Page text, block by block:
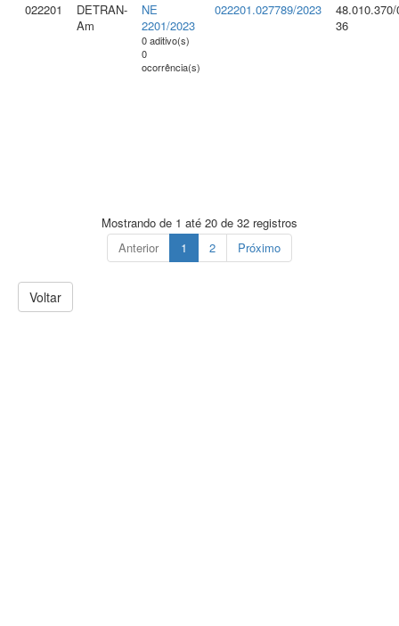
022201
DETRAN-
Am
NE
2201/2023
0 aditivo(s)
0
ocorrência(s)
022201.027789/2023
48.010.370/
36
Mostrando de 1 até 20 de 32 registros
Anterior
1 2 Próximo